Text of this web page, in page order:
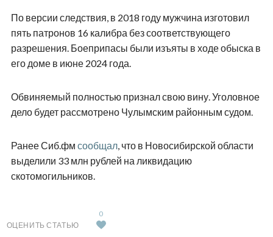
По версии следствия, в 2018 году мужчина изготовил
пять патронов 16 калибра без соответствующего
разрешения. Боеприпасы были изъяты в ходе обыска в
его доме в июне 2024 года.
Обвиняемый полностью признал свою вину. Уголовное
дело будет рассмотрено Чулымским районным судом.
Ранее Сиб.фм сообщал, что в Новосибирской области
выделили 33 млн рублей на ликвидацию
скотомогильников.
ОЦЕНИТЬ СТАТЬЮ
0